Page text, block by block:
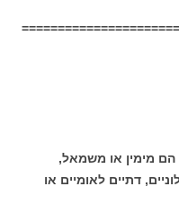
מימין או משמאל,
דתיים לאומיים או